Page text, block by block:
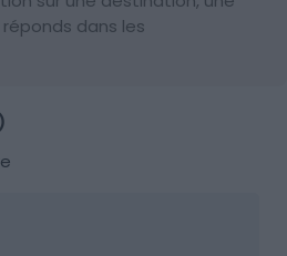
dans les